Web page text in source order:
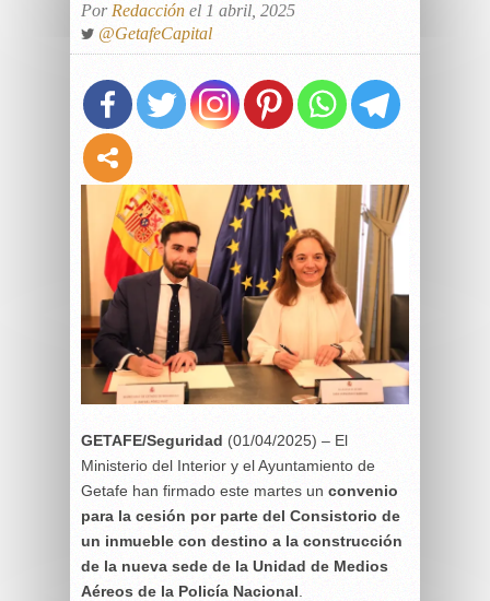
Por Redacción el 1 abril, 2025
@GetafeCapital
GETAFE/Seguridad (01/04/2025) – El
Ministerio del Interior y el Ayuntamiento de
Getafe han firmado este martes un convenio
para la cesión por parte del Consistorio de
un inmueble con destino a la construcción
de la nueva sede de la Unidad de Medios
Aéreos de la Policía Nacional